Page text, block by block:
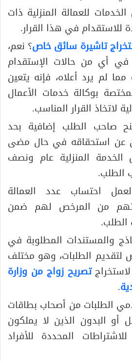
للعمالة المنزلية ذات
للاستقدام في هذا القرار.
تاشيرة سائق خاص؟ نعم،
في أي من حالات الإستقدام
مما لم يرد أعلاه، فإنه يتعين
بوكالة خدمات الأعمال
لاتخاذ القرار المناسب.
صاحب الطلب إضافية بحد
عن استحقاقه في حال مضى
المنزلية عام ونصف
الطلب.
احتساب عدد العمالة
من المرخص لهم ضمن
والمستندات المطلوبة في
لتقديم الطلبات، وهو مختلف
تصريح زواج من وزارة
.
الطلبات من أصحاب بطاقات
أو البدون الذين لا يملكون
المحددة للأفراد